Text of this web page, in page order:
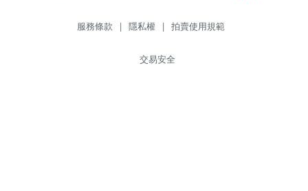
服務條款 | 隱私權 | 拍賣使用規範
交易安全